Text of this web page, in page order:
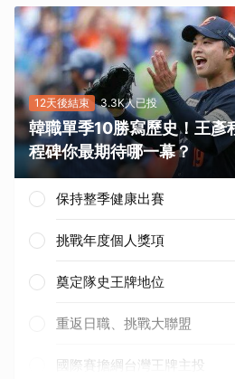
12天後結束 3.3K人已投
韓職單季10勝寫歷史！王彥
程碑你最期待哪一幕？
保持整季健康出賽
挑戰年度個人獎項
奠定隊史王牌地位
重返日職、挑戰大聯盟
國際賽擔綱台灣王牌主投